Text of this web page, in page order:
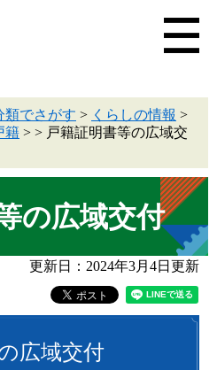
類でさがす > くらしの情報 >
籍 > > 戸籍証明書等の広域交
の広域交付
更新日：2024年3月4日更新
広域交付